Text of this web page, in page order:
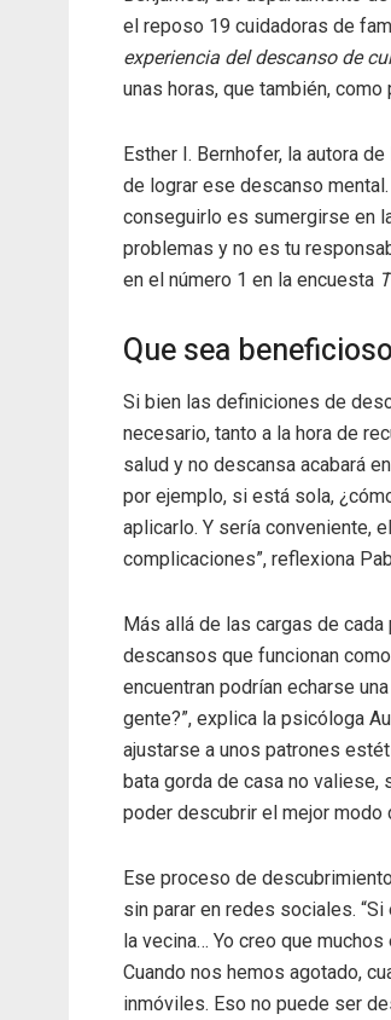
el reposo 19 cuidadoras de
experiencia del descanso de
unas horas, que también,
Esther I. Bernhofer, la autora
de lograr ese descanso
conseguirlo es sumergirse en
problemas y no es tu
en el número 1 en la encuesta
Que sea
Si bien las definiciones de
necesario, tanto a la hora de
salud y no descansa acabará
por ejemplo, si está sola,
aplicarlo. Y sería conveniente,
complicaciones”, reflexiona
Más allá de las cargas de
descansos que funcionan
encuentran podrían echarse
gente?”, explica la psicóloga
ajustarse a unos patrones
bata gorda de casa no valiese,
poder descubrir el mejor modo
Ese proceso de
sin parar en redes sociales.
la vecina… Yo creo que
Cuando nos hemos agotado,
inmóviles. Eso no puede ser